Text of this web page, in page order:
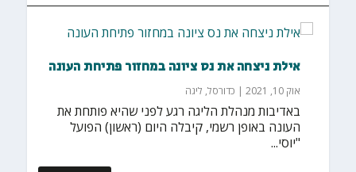
אילת ניצחה את נס ציונה במחזור פתיחת העונה
אוק 10, 2021 | כדורסל, ליגה
באדיבות מנהלת הליגה רגע לפני שהיא פותחת את
העונה באופן רשמי, קיבלה היום (ראשון) הפועל
"יוסי...